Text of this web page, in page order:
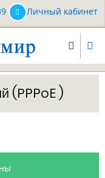
Личный кабинет
(PPPoE )